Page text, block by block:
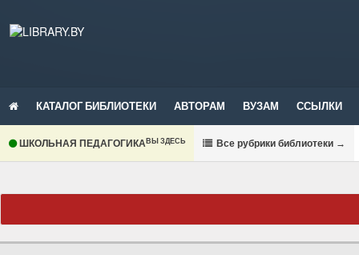
КАТАЛОГ БИБЛИОТЕКИ АВТОРАМ ВУЗАМ ССЫЛКИ
ШКОЛЬНАЯ ПЕДАГОГИКАВЫ ЗДЕСЬ Все рубрики библиотеки →